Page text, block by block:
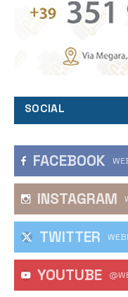
SOCIAL
FACEBOOK
INSTAGRAM
TWITTER
YOUTUBE